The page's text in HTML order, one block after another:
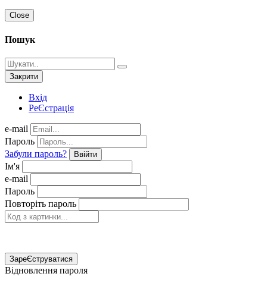
Close
Пошук
Закрити
Вхід
РеЄстрація
e-mail
Пароль
Забули пароль?
Ввійти
Ім'я
e-mail
Пароль
Повторіть пароль
ЗареЄструватися
Відновлення пароля